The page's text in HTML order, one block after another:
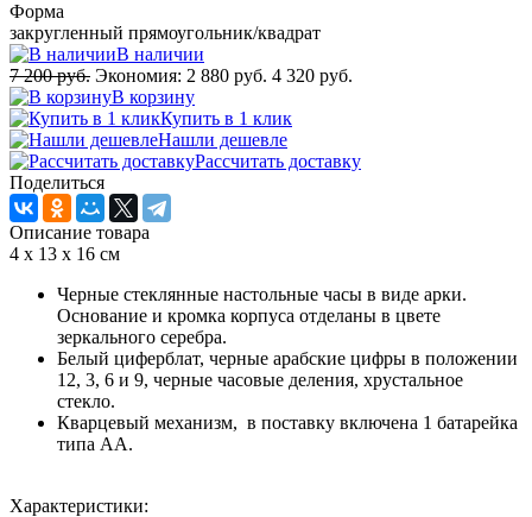
Форма
закругленный прямоугольник/квадрат
В наличии
7 200 руб. Экономия: 2 880 руб. 4 320 руб.
В корзину
Купить в 1 клик
Нашли дешевле
Рассчитать доставку
Поделиться
Описание товара
4 x 13 x 16 см
Черные стеклянные настольные часы в виде арки.
Основание и кромка корпуса отделаны в цвете
зеркального серебра.
Белый циферблат, черные арабские цифры в положении
12, 3, 6 и 9, черные часовые деления, хрустальное
стекло.
Кварцевый механизм, в поставку включена 1 батарейка
типа АА.
Характеристики: